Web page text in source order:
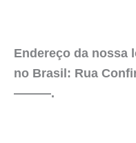
Endereço da nossa
no Brasil: Rua
———.